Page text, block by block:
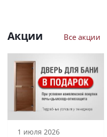
Акции Все акции
1 июля 2026